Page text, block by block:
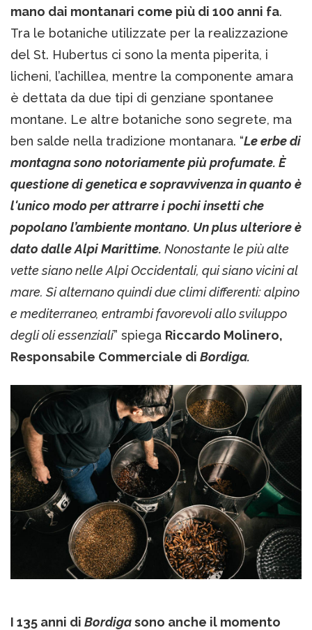
mano dai montanari come più di 100 anni fa.
Tra le botaniche utilizzate per la realizzazione
del St. Hubertus ci sono la menta piperita, i
licheni, l’achillea, mentre la componente amara
è dettata da due tipi di genziane spontanee
montane. Le altre botaniche sono segrete, ma
ben salde nella tradizione montanara. “Le erbe di
montagna sono notoriamente più profumate. È
questione di genetica e sopravvivenza in quanto è
l'unico modo per attrarre i pochi insetti che
popolano l’ambiente montano. Un plus ulteriore è
dato dalle Alpi Marittime. Nonostante le più alte
vette siano nelle Alpi Occidentali, qui siano vicini al
mare. Si alternano quindi due climi differenti: alpino
e mediterraneo, entrambi favorevoli allo sviluppo
degli oli essenziali” spiega Riccardo Molinero,
Responsabile Commerciale di Bordiga.
I 135 anni di Bordigasono anche il momento